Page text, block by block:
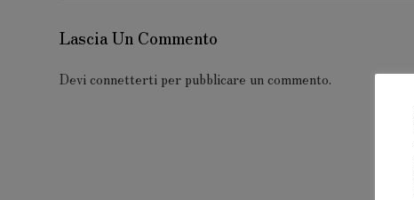
Lascia Un Commento
Deviconnetterti per pubblicare un commento.